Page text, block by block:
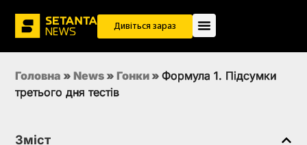
Дивіться зараз
Головна » News » Гонки » Формула 1. Підсумки
третього дня тестів
Зміст